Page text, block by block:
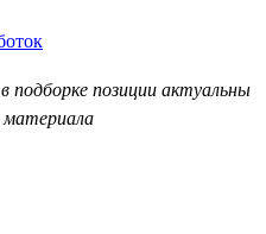
подборке позиции актуальны
материала